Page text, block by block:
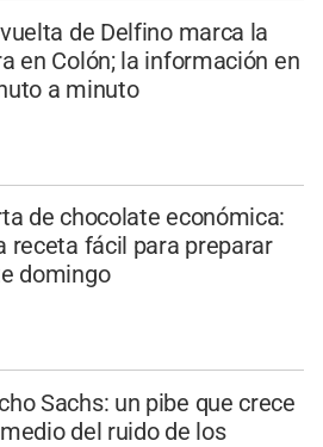
de Delfino marca la
en Colón; la información en
a minuto
de chocolate económica:
receta fácil para preparar
domingo
Sachs: un pibe que crece
del ruido de los